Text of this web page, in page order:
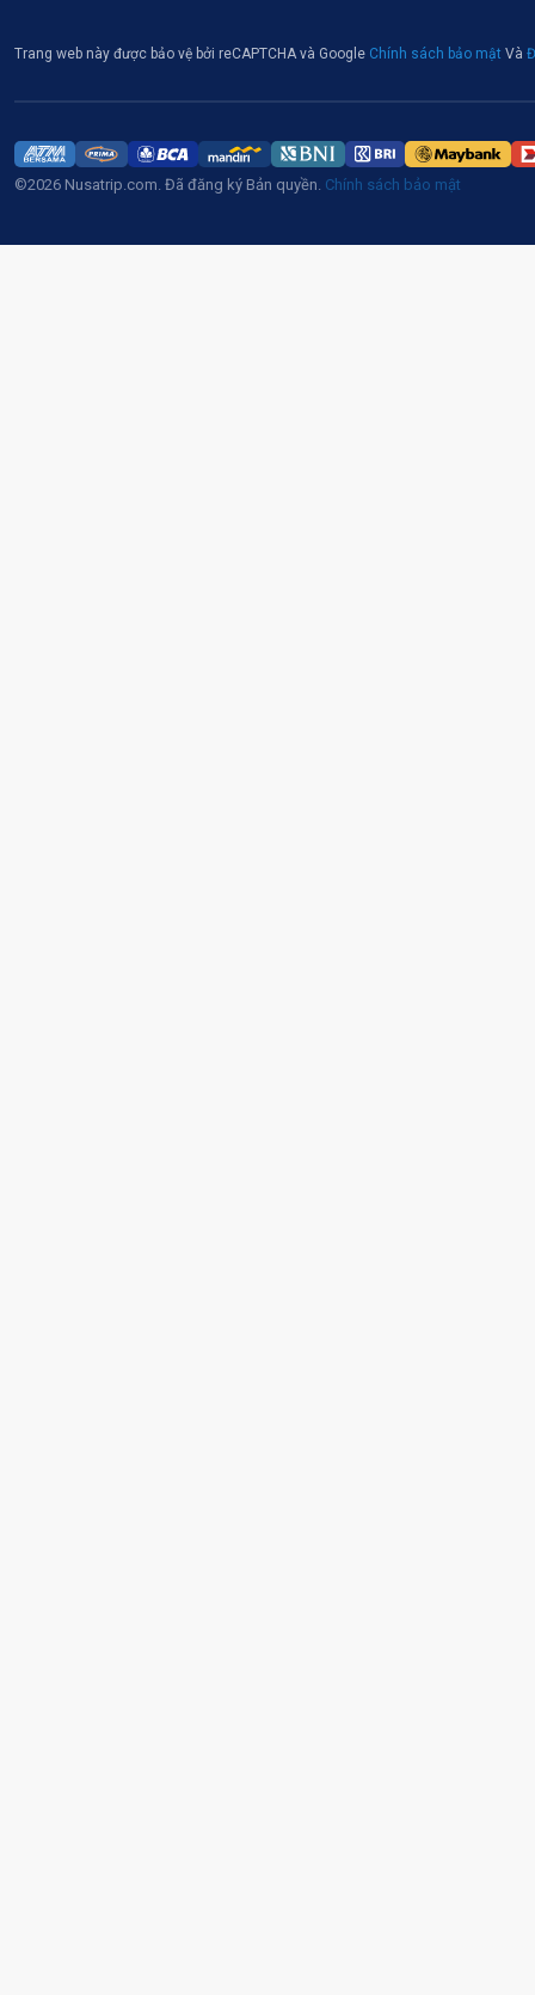
Trang web này được bảo vệ bởi reCAPTCHA và Google Chính sách bảo mật Và
©2026 Nusatrip.com. Đã đăng ký Bản quyền. Chính sách bảo mật